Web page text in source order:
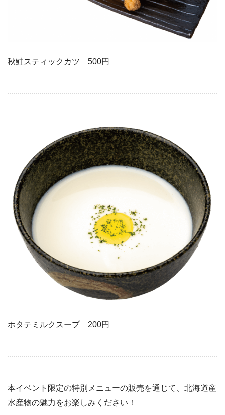
秋鮭スティックカツ 500円
ホタテミルクスープ 200円
本イベント限定の特別メニューの販売を通じて、北海道産
水産物の魅力をお楽しみください！